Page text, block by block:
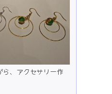
ら、アクセサリー作